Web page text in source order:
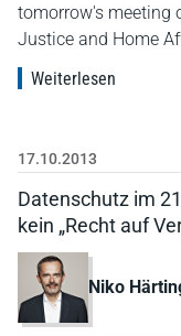
tomorrow's meeting
Justice and Home
Weiterlesen
17.10.2013
Datenschutz im
kein „Recht auf
Niko